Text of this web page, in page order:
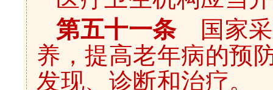
第五十一条国家采
养，提高老年病的预
发现、诊断和治疗。